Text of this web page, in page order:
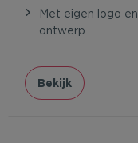
Met eigen logo en
ontwerp
Bekijk